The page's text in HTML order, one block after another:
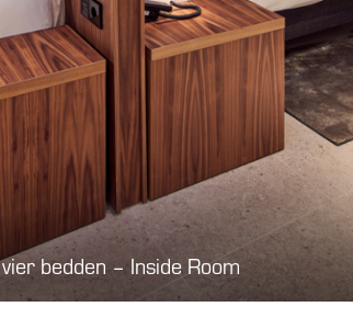
bedden – Inside Room